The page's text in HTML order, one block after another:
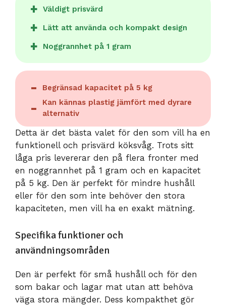
Väldigt prisvärd
Lätt att använda och kompakt design
Noggrannhet på 1 gram
Begränsad kapacitet på 5 kg
Kan kännas plastig jämfört med dyrare
alternativ
Detta är det bästa valet för den som vill ha en
funktionell och prisvärd köksvåg. Trots sitt
låga pris levererar den på flera fronter med
en noggrannhet på 1 gram och en kapacitet
på 5 kg. Den är perfekt för mindre hushåll
eller för den som inte behöver den stora
kapaciteten, men vill ha en exakt mätning.
Specifika funktioner och
användningsområden
Den är perfekt för små hushåll och för den
som bakar och lagar mat utan att behöva
väga stora mängder. Dess kompakthet gör